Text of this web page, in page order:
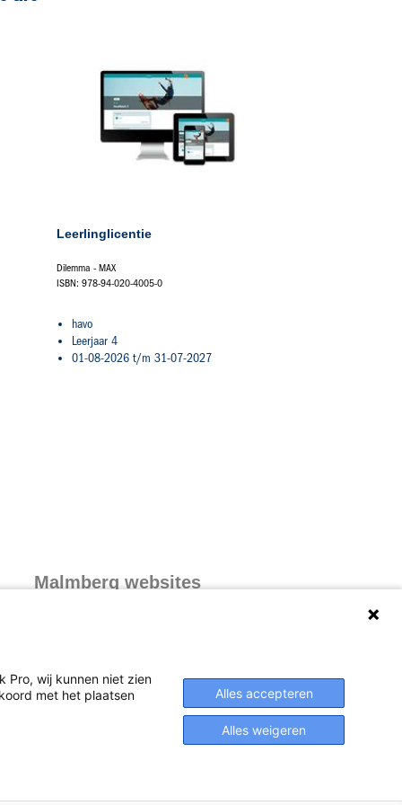
Leerlinglicentie
Dilemma - MAX
ISBN: 978-94-020-4005-0
havo
Leerjaar 4
01-08-2026 t/m 31-07-2027
Malmberg websites
Pro, wij kunnen niet zien
met het plaatsen
Alles accepteren
Alles weigeren